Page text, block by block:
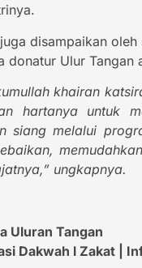
disampaikan
donatur Ulur Tangan
khairan
hartanya untuk
siang melalui
ungkapnya.
Uluran Tangan
Dakwah l Zakat |